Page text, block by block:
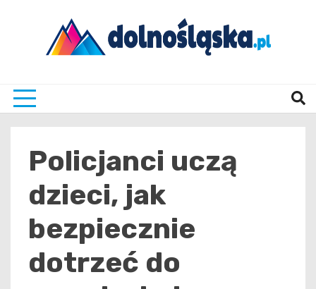
Policjanci uczą
dzieci, jak
bezpiecznie
dotrzeć do